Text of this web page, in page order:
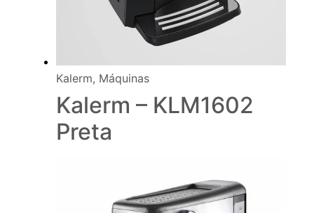
Kalerm, Máquinas
Kalerm – KLM1602
Preta